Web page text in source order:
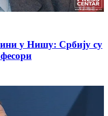
у Нишу: Србију су